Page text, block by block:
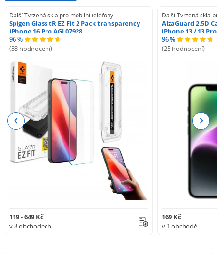
Další Tvrzená skla pro mobilní telefony
Spigen Glass tR EZ Fit 2 Pack transparency
iPhone 16 Pro AGL07928
96 %
(33 hodnocení)
119 - 649 Kč
v 8 obchodech
Další Tvrzená skla
AlzaGuard 2.5D
iPhone 13 / 13 Pro
96 %
(25 hodnocení)
169 Kč
v 1 obchodě
Previous Next